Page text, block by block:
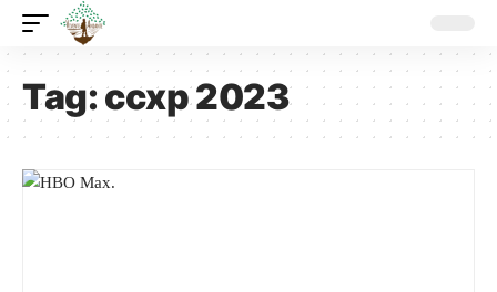
Tag:ccxp 2023